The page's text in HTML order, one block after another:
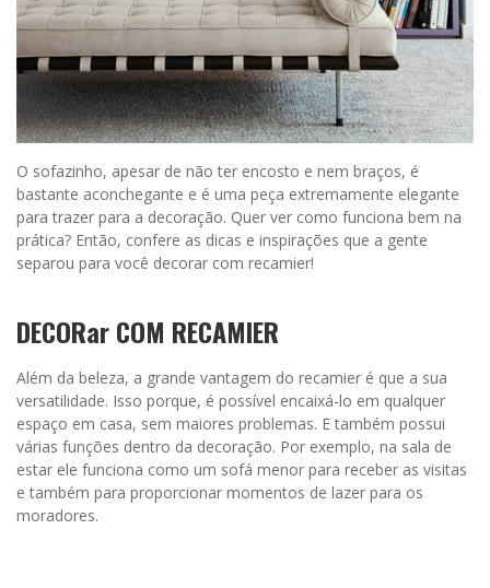
O sofazinho, apesar de não ter encosto e nem braços, é
bastante aconchegante e é uma peça extremamente elegante
para trazer para a decoração. Quer ver como funciona bem na
prática? Então, confere as dicas e inspirações que a gente
separou para você decorar com recamier!
DECORar COM RECAMIER
Além da beleza, a grande vantagem do recamier é que a sua
versatilidade. Isso porque, é possível encaixá-lo em qualquer
espaço em casa, sem maiores problemas. E também possui
várias funções dentro da decoração. Por exemplo, na sala de
estar ele funciona como um sofá menor para receber as visitas
e também para proporcionar momentos de lazer para os
moradores.